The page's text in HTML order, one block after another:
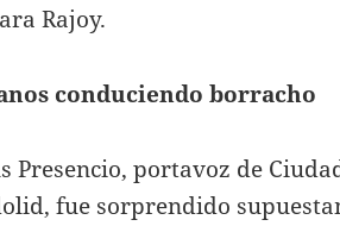
Rajoy.
conduciendo borracho
Presencio, portavoz de
fue sorprendido